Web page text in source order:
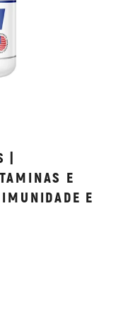
|
E
E